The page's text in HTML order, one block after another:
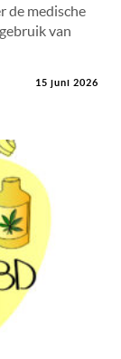
de medische
van
15 juni 2026